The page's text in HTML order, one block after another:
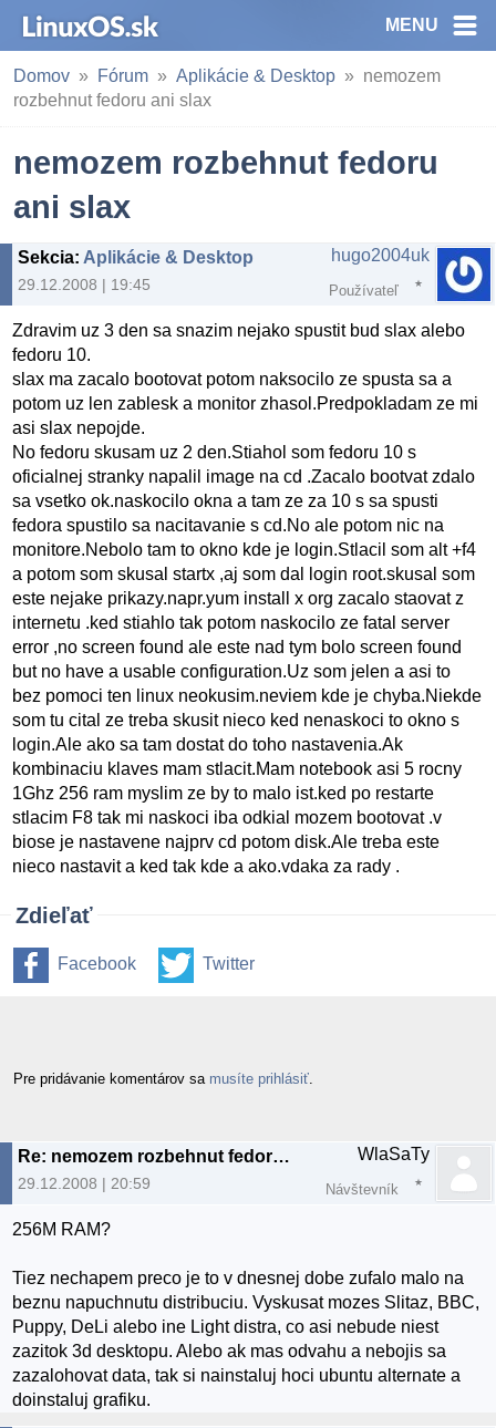
MENU
Domov Fórum Aplikácie & Desktop
nemozem
rozbehnut fedoru ani slax
nemozem rozbehnut fedoru
ani slax
Sekcia: Aplikácie & Desktop
29.12.2008 | 19:45
hugo2004uk
Používateľ
Zdravim uz 3 den sa snazim nejako spustit bud slax alebo
fedoru 10.
slax ma zacalo bootovat potom naksocilo ze spusta sa a
potom uz len zablesk a monitor zhasol.Predpokladam ze mi
asi slax nepojde.
No fedoru skusam uz 2 den.Stiahol som fedoru 10 s
oficialnej stranky napalil image na cd .Zacalo bootvat zdalo
sa vsetko ok.naskocilo okna a tam ze za 10 s sa spusti
fedora spustilo sa nacitavanie s cd.No ale potom nic na
monitore.Nebolo tam to okno kde je login.Stlacil som alt +f4
a potom som skusal startx ,aj som dal login root.skusal som
este nejake prikazy.napr.yum install x org zacalo staovat z
internetu .ked stiahlo tak potom naskocilo ze fatal server
error ,no screen found ale este nad tym bolo screen found
but no have a usable configuration.Uz som jelen a asi to
bez pomoci ten linux neokusim.neviem kde je chyba.Niekde
som tu cital ze treba skusit nieco ked nenaskoci to okno s
login.Ale ako sa tam dostat do toho nastavenia.Ak
kombinaciu klaves mam stlacit.Mam notebook asi 5 rocny
1Ghz 256 ram myslim ze by to malo ist.ked po restarte
stlacim F8 tak mi naskoci iba odkial mozem bootovat .v
biose je nastavene najprv cd potom disk.Ale treba este
nieco nastavit a ked tak kde a ako.vdaka za rady .
Zdieľať
Facebook Twitter
Pre pridávanie komentárov sa musíte prihlásiť
Re: nemozem rozbehnut fedoru ani slax
29.12.2008 | 20:59
WlaSaTy
Návštevník
256M RAM?
Tiez nechapem preco je to v dnesnej dobe zufalo malo na
beznu napuchnutu distribuciu. Vyskusat mozes Slitaz, BBC,
Puppy, DeLi alebo ine Light distra, co asi nebude niest
zazitok 3d desktopu. Alebo ak mas odvahu a nebojis sa
zazalohovat data, tak si nainstaluj hoci ubuntu alternate a
doinstaluj grafiku.